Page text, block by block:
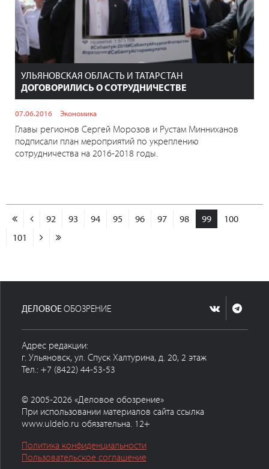
УЛЬЯНОВСКАЯ ОБЛАСТЬ И ТАТАРСТАН
ДОГОВОРИЛИСЬ О СОТРУДНИЧЕСТВЕ
07.06.2016 Экономика
Главы регионов Сергей Морозов и Рустам Минниханов
подписали план мероприятий по укреплению
сотрудничества на 2016-2018 годы.
92 93 94 95 96 97 98 99
100
101
ДЕЛОВОЕ ОБОЗРЕНИЕ
Адрес редакции:
г. Ульяновск, ул. Спуск Халтурина, д. 20, 2 этаж
Тел.: +7 (8422) 44-53-53
© 2005-2026 «Деловое обозрение»
При использовании материалов сайта ссылка
www.uldelo.ru обязательна. 12+
Политика конфиденциальности
Пользовательское соглашение